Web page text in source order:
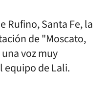
Rufino, Santa Fe, la
de "Moscato,
voz muy
equipo de Lali.